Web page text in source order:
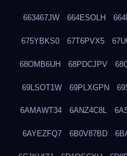
663467JW 664ESOLH
675YBKS0 67T6PVX5
68OMB6UH 68PDCJPV
69LSOT1W 69PLXGPN
6AMAWT34 6ANZ4C8L
6AYEZFQ7 6B0V87BD